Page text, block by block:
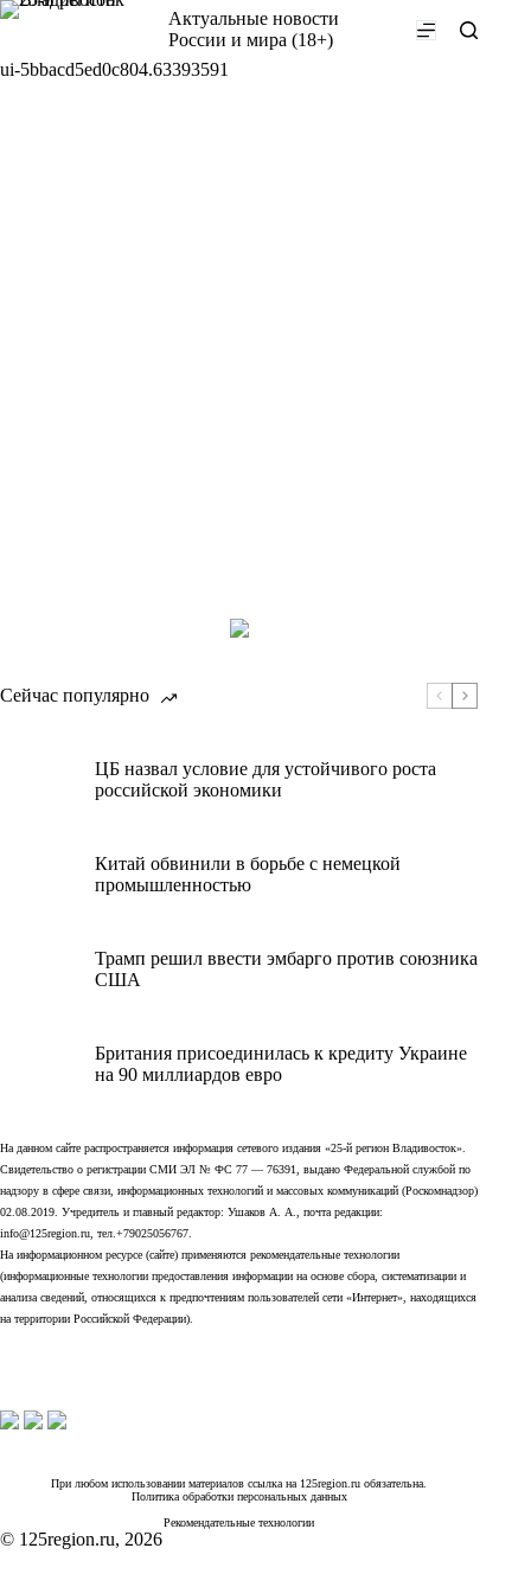
Перейти
Актуальные новости
России и мира (18+)
ui-5bbacd5ed0c804.63393591
Сейчас популярно
ЦБ назвал условие для устойчивого роста
российской экономики
Китай обвинили в борьбе с немецкой
промышленностью
Трамп решил ввести эмбарго против союзника
США
Британия присоединилась к кредиту Украине
на 90 миллиардов евро
На данном сайте распространяется информация сетевого издания «25-й регион Владивосток».
Свидетельство о регистрации СМИ ЭЛ № ФС 77 — 76391, выдано Федеральной службой по
надзору в сфере связи, информационных технологий и массовых коммуникаций (Роскомнадзор)
02.08.2019. Учредитель и главный редактор: Ушаков А. А., почта редакции:
info@125region.ru, тел.+79025056767.
На информационном ресурсе (сайте) применяются рекомендательные технологии
(информационные технологии предоставления информации на основе сбора, систематизации и
анализа сведений, относящихся к предпочтениям пользователей сети «Интернет», находящихся
на территории Российской Федерации).
При любом использовании материалов ссылка на 125region.ru обязательна.
Политика обработки персональных данных
Рекомендательные технологии
© 125region.ru, 2026